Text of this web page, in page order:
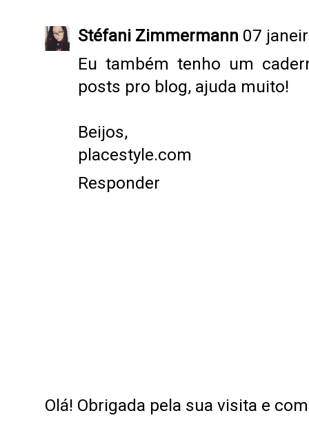
Stéfani Zimmermann 07
Eu também tenho um
posts pro blog, ajuda muito!
Beijos,
placestyle.com
Responder
Olá! Obrigada pela sua visita e